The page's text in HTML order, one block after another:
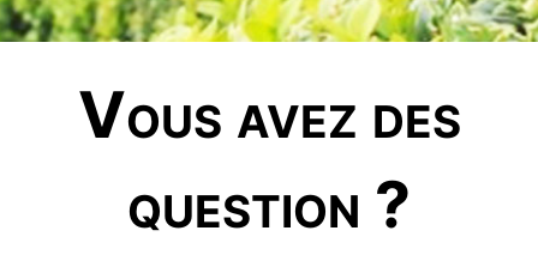
Vous avez des
question ?